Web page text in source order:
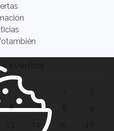
eventos
6 7